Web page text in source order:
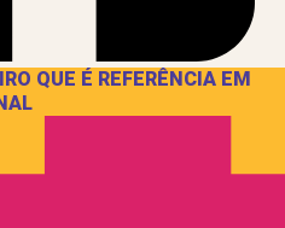
QUE É REFERÊNCIA EM